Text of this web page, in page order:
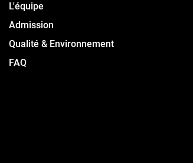
L'équipe
Admission
Qualité & Environnement
FAQ